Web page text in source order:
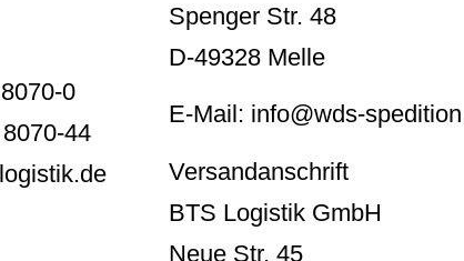
0
44
Spenger Str. 48
D-49328 Melle
E-Mail: info@wds-
Versandanschrift
BTS Logistik GmbH
Neue Str. 45